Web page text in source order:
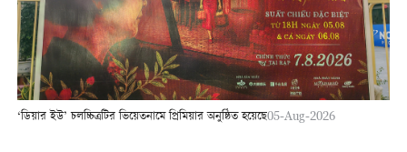
‘ডিয়ার ইউ’ চলচ্চিত্রটির ভিয়েতনামে প্রিমিয়ার অনুষ্ঠিত হয়েছে05-Aug-2026